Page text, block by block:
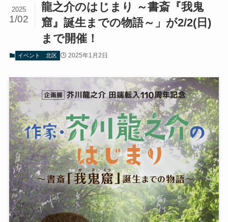
龍之介のはじまり ～書斎『我鬼
窟』誕生までの物語～」が2/2(日)
まで開催！
2025
1/02
イベント 北区 2025年1月2日